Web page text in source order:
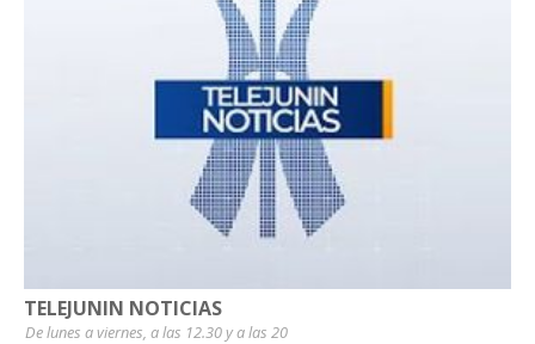
TELEJUNIN NOTICIAS
De lunes a viernes, a las 12.30 y a las 20